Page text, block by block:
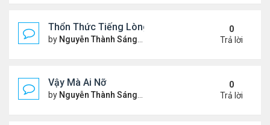
Thổn Thức Tiếng Lòng
by Nguyễn Thành Sáng Chủ nhật Tháng 11 19, 2023
0
Trả lời
Vậy Mà Ai Nỡ
by Nguyễn Thành Sáng Thứ 3 Tháng 11 14, 2023 6:03
0
Trả lời